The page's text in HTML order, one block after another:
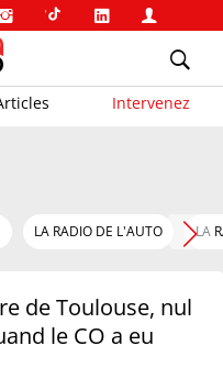
Intervenez
LA RADIO DE L'AUTO LA
de Toulouse, nul
le CO a eu